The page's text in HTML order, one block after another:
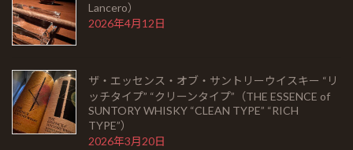
Lancero）
2026年4月12日
ザ・エッセンス・オブ・サントリーウイスキー “リ
ッチタイプ” “クリーンタイプ”（THE ESSENCE of
SUNTORY WHISKY “CLEAN TYPE” “RICH
TYPE”）
2026年3月20日
ビッグピート33年 コニャック＆シェリーフィニッ
ラモン アロネス スモールクラブコロナ（RAMON
ALLONES SMALL CLUB CORONAS）
2026年5月22日